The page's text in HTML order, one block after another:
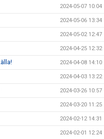
2024-05-07 10:04
2024-05-06 13:34
2024-05-02 12:47
2024-04-25 12:32
2024-04-08 14:10
2024-04-03 13:22
2024-03-26 10:57
2024-03-20 11:25
2024-02-12 14:31
2024-02-01 12:24